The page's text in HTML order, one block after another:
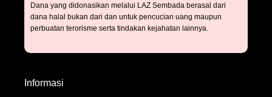
Dana yang didonasikan melalui LAZ Sembada berasal dari
dana halal bukan dari dan untuk pencucian uang maupun
perbuatan terorisme serta tindakan kejahatan lainnya.
Informasi